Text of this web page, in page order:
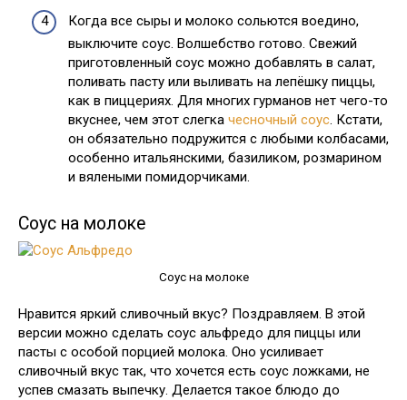
Когда все сыры и молоко сольются воедино,
выключите соус. Волшебство готово. Свежий
приготовленный соус можно добавлять в салат,
поливать пасту или выливать на лепёшку пиццы,
как в пиццериях. Для многих гурманов нет чего-то
вкуснее, чем этот слегка чесночный соус. Кстати,
он обязательно подружится с любыми колбасами,
особенно итальянскими, базиликом, розмарином
и вялеными помидорчиками.
Соус на молоке
Соус на молоке
Нравится яркий сливочный вкус? Поздравляем. В этой
версии можно сделать соус альфредо для пиццы или
пасты с особой порцией молока. Оно усиливает
сливочный вкус так, что хочется есть соус ложками, не
успев смазать выпечку. Делается такое блюдо до